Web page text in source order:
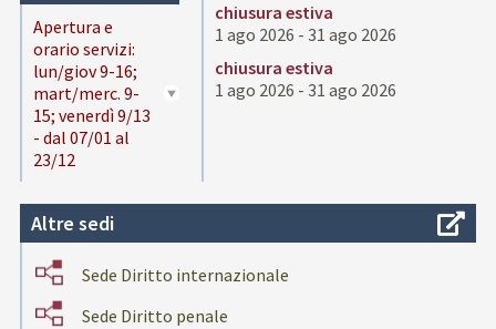
Apertura e
orario servizi:
lun/giov 9-16;
mart/merc. 9-
15; venerdì 9/13
- dal 07/01 al
23/12
chiusura estiva
1 ago 2026 - 31 ago 2026
chiusura estiva
1 ago 2026 - 31 ago 2026
Altre sedi
Sede Diritto internazionale
Sede Diritto penale